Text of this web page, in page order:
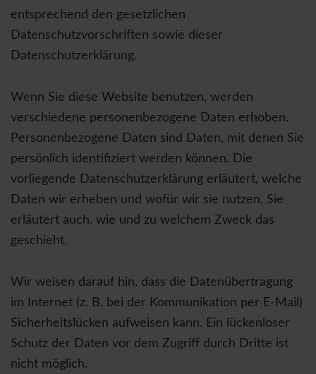
entsprechend den gesetzlichen
Datenschutzvorschriften sowie dieser
Datenschutzerklärung.
Wenn Sie diese Website benutzen, werden
verschiedene personenbezogene Daten erhoben.
Personenbezogene Daten sind Daten, mit denen Sie
persönlich identifiziert werden können. Die
vorliegende Datenschutzerklärung erläutert, welche
Daten wir erheben und wofür wir sie nutzen. Sie
erläutert auch, wie und zu welchem Zweck das
geschieht.
Wir weisen darauf hin, dass die Datenübertragung
im Internet (z. B. bei der Kommunikation per E-Mail)
Sicherheitslücken aufweisen kann. Ein lückenloser
Schutz der Daten vor dem Zugriff durch Dritte ist
nicht möglich.